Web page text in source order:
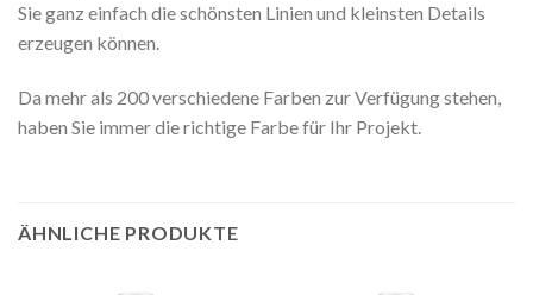
Sie ganz einfach die schönsten Linien und kleinsten Details
erzeugen können.
Da mehr als 200 verschiedene Farben zur Verfügung stehen,
haben Sie immer die richtige Farbe für Ihr Projekt.
ÄHNLICHE PRODUKTE